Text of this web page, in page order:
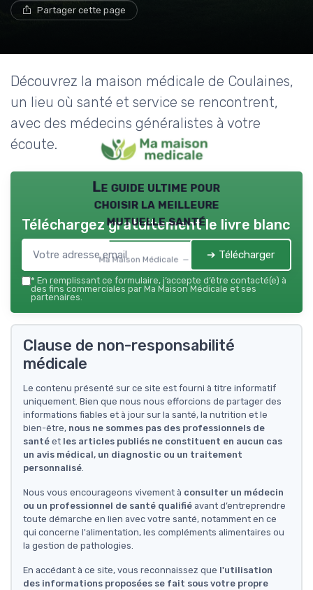
Partager cette page
Découvrez la maison médicale de Coulaines,
un lieu où santé et service se rencontrent,
avec des médecins généralistes à votre
écoute.
Le guide ultime pour
choisir la meilleure
mutuelle santé
Ma Maison Médicale — 2026
Téléchargez gratuitement le livre blanc
➔ Télécharger
* En remplissant ce formulaire, j’accepte d’être contacté(e) à
des fins commerciales par Ma Maison Médicale et ses
partenaires.
Clause de non-responsabilité
médicale
Le contenu présenté sur ce site est fourni à titre informatif
uniquement. Bien que nous nous efforcions de partager des
informations fiables et à jour sur la santé, la nutrition et le
bien-être, nous ne sommes pas des professionnels de
santé et les articles publiés ne constituent en aucun cas
un avis médical, un diagnostic ou un traitement
personnalisé.
Nous vous encourageons vivement à consulter un médecin
ou un professionnel de santé qualifié avant d’entreprendre
toute démarche en lien avec votre santé, notamment en ce
qui concerne l'alimentation, les compléments alimentaires ou
la gestion de pathologies.
En accédant à ce site, vous reconnaissez que l'utilisation
des informations proposées se fait sous votre propre
* En rejoignant le club, j'accepte de recevoir les emails
de Ma Maison Médicale et les offres de ses